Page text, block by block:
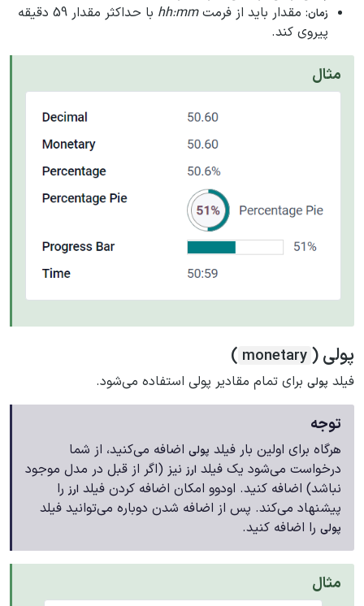
زمان: مقدار باید از فرمتhh:mm
با حداکثر مقدار 59 دقیقه
پیروی کند.
مثال
پولی ( monetary
)
فیلد پولی برای تمام مقادیر پولی استفاده می‌شود.
توجه
هرگاه برای اولین بار فیلد پولی اضافه می‌کنید، از شما
درخواست می‌شود یک فیلد ارزنیز (اگر از قبل در مدل موجود
نباشد) اضافه کنید. اودوو امکان اضافه کردن فیلد ارزرا
پیشنهاد می‌کند. پس از اضافه شدن دوباره می‌توانید فیلد
پولی را اضافه کنید.
مثال